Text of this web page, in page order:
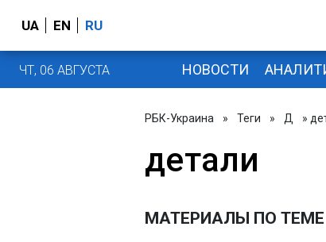
UA EN RU
ЧТ, 06 АВГУСТА НОВОСТИ
РБК-Украина » Теги » Д »
детали
МАТЕРИАЛЫ ПО ТЕМЕ